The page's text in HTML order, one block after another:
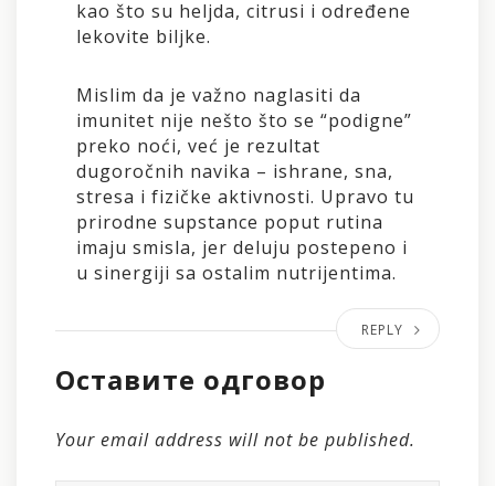
kao što su heljda, citrusi i određene
lekovite biljke.
Mislim da je važno naglasiti da
imunitet nije nešto što se “podigne”
preko noći, već je rezultat
dugoročnih navika – ishrane, sna,
stresa i fizičke aktivnosti. Upravo tu
prirodne supstance poput rutina
imaju smisla, jer deluju postepeno i
u sinergiji sa ostalim nutrijentima.
REPLY
Оставите одговор
Your email address will not be published.